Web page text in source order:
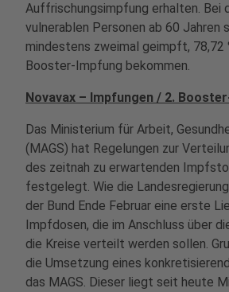
Auffrischungsimpfung erhalten. Bei
vulnerablen Personen ab 60 Jahren
mindestens zweimal geimpft, 78,72
Booster-Impfung bekommen.
Novavax – Impfungen / 2.
Das Ministerium für Arbeit,
(MAGS) hat Regelungen zur
des zeitnah zu erwartenden
festgelegt. Wie die
der Bund Ende Februar eine erste
Impfdosen, die im Anschluss über
die Kreise verteilt werden sollen.
die Umsetzung eines
das MAGS. Dieser liegt seit heute